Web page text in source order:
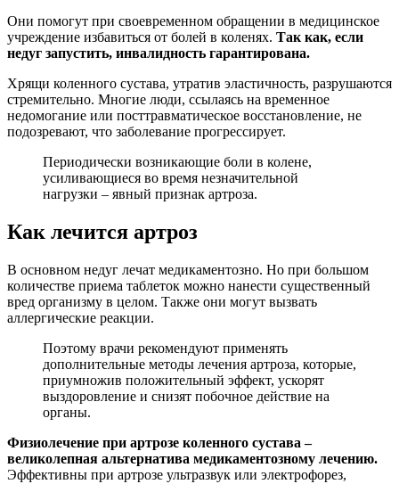
Они помогут при своевременном обращении в медицинское
учреждение избавиться от болей в коленях. Так как, если
недуг запустить, инвалидность гарантирована.
Хрящи коленного сустава, утратив эластичность, разрушаются
стремительно. Многие люди, ссылаясь на временное
недомогание или посттравматическое восстановление, не
подозревают, что заболевание прогрессирует.
Периодически возникающие боли в колене,
усиливающиеся во время незначительной
нагрузки – явный признак артроза.
Как лечится артроз
В основном недуг лечат медикаментозно. Но при большом
количестве приема таблеток можно нанести существенный
вред организму в целом. Также они могут вызвать
аллергические реакции.
Поэтому врачи рекомендуют применять
дополнительные методы лечения артроза, которые,
приумножив положительный эффект, ускорят
выздоровление и снизят побочное действие на
органы.
Физиолечение при артрозе коленного сустава –
великолепная альтернатива медикаментозному лечению.
Эффективны при артрозе ультразвук или электрофорез,